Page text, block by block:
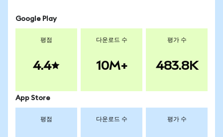
Google Play
평점
4.4
다운로드 수
10M+
평가 수
483.8K
App Store
평점 다운로드 수 평가 수